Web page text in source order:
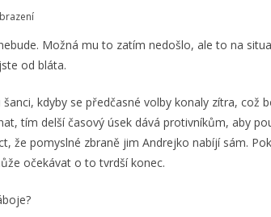
Možná mu to zatím nedošlo, ale to na
od bláta.
kdyby se předčasné volby konaly zítra, což
tím delší časový úsek dává protivníkům, aby
že pomyslné zbraně jim Andrejko nabíjí sám.
očekávat o to tvrdší konec.